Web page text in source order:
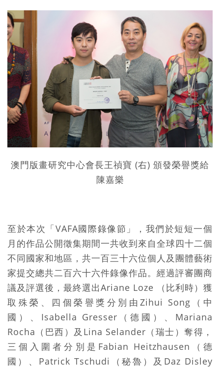
澳門版畫研究中心會長王禎寶 (右) 頒發榮譽獎給
陳嘉樂
至於本次「VAFA國際錄像節」，我們於短短一個
月的作品公開徵集期間一共收到來自全球四十二個
不同國家和地區，共一百三十六位個人及團體藝術
家提交總共二百六十六件錄像作品。經過評審團商
議及評選後，最終選出Ariane Loze （比利時）獲
取殊榮、四個榮譽獎分別由Zihui Song（中
國）、Isabella Gresser（德國）、Mariana
Rocha（巴西）及Lina Selander（瑞士）奪得，
三個入圍者分別是Fabian Heitzhausen（德
國）、Patrick Tschudi（秘魯）及Daz Disley